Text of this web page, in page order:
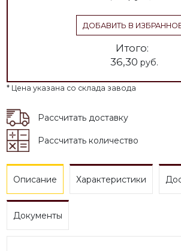
ДОБАВИТЬ В
Итого:
36,30 руб.
* Цена указана со склада завода
Рассчитать доставку
Рассчитать количество
Описание Характеристики
Документы